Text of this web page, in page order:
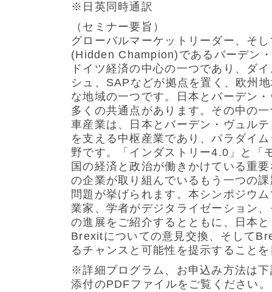
※日英同時通訳
（セミナー要旨）
グローバルマーケットリーダー、そ
(Hidden Champion)であるバーデン
ドイツ経済の中心の一つであり、ダ
シュ、SAPなどが拠点を置く、欧州
な地域の一つです。日本とバーデン
多くの共通点があります。その中の
車産業は、日本とバーデン・ヴュル
を支える中枢産業であり、パラダイ
野です。「インダストリー4.0」と「
国の経済と政治が働きかけている重
の企業が取り組んでいるもう一つの
問題が挙げられます。本シンポジウ
業家、学者がデジタライゼーション
の進展をご紹介するとともに、日本
Brexitについての意見交換、そして
るチャンスと可能性を提示すること
※詳細プログラム、お申込み方法は
添付のPDFファイルをご覧ください。